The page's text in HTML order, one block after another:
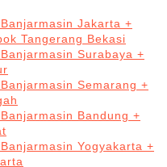
Jakarta +
Tangerang Bekasi
Surabaya +
Semarang +
Bandung +
Yogyakarta +